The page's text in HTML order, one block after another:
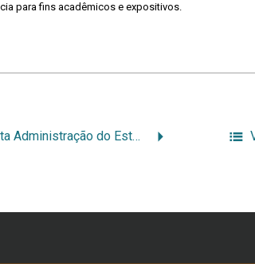
para fins acadêmicos e expositivos.
Alta Administração do Estado do Rio Grande do Sul